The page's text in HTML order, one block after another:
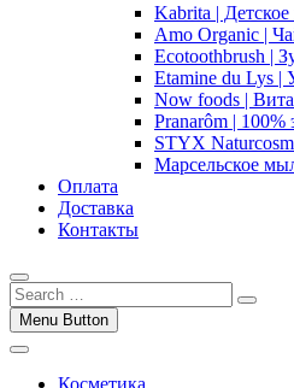
Kabrita |
Amo Organic |
Ecotoothbrush |
Etamine du Lys |
Now foods |
Pranarôm |
STYX
Марсельское
Оплата
Доставка
Контакты
Menu Button
Косметика